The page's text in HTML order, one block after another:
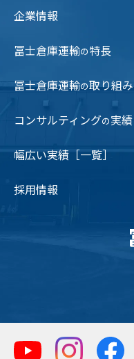
企業情報
冨士倉庫運輸の特長
冨士倉庫運輸の取り組み
コンサルティングの実績
幅広い実績［一覧］
採用情報